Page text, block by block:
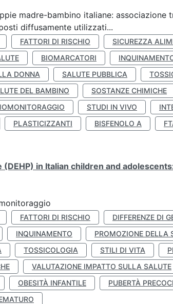
madre-bambino italiane: associazione
diffusamente utilizzati...
FATTORI DI RISCHIO
SICUREZZA
BIOMARCATORI
DONNA SALUTE PUBBLICA
DEL BAMBINO
SOSTANZE CHIMICHE
STUDI IN VIVO
PLASTICIZZANTI BISFENOLO A
in Italian children and
FATTORI DI RISCHIO
DIFFERENZE DI
INQUINAMENTO PROMOZIONE DELLA
TOSSICOLOGIA STILI DI VITA
VALUTAZIONE IMPATTO SULLA SALUTE
OBESITÀ INFANTILE PUBERTÀ